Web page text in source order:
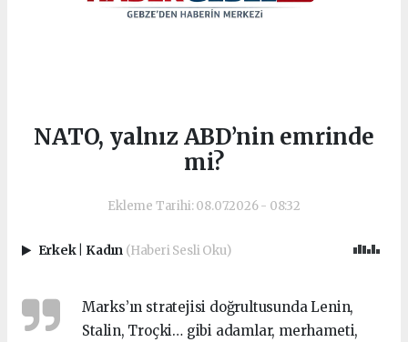
NATO, yalnız ABD’nin emrinde
mi?
Ekleme Tarihi: 08.07.2026 - 08:32
Erkek Kadın (Haberi Sesli Oku)
Marks’ın stratejisi doğrultusunda Lenin,
Stalin, Troçki… gibi adamlar, merhameti,